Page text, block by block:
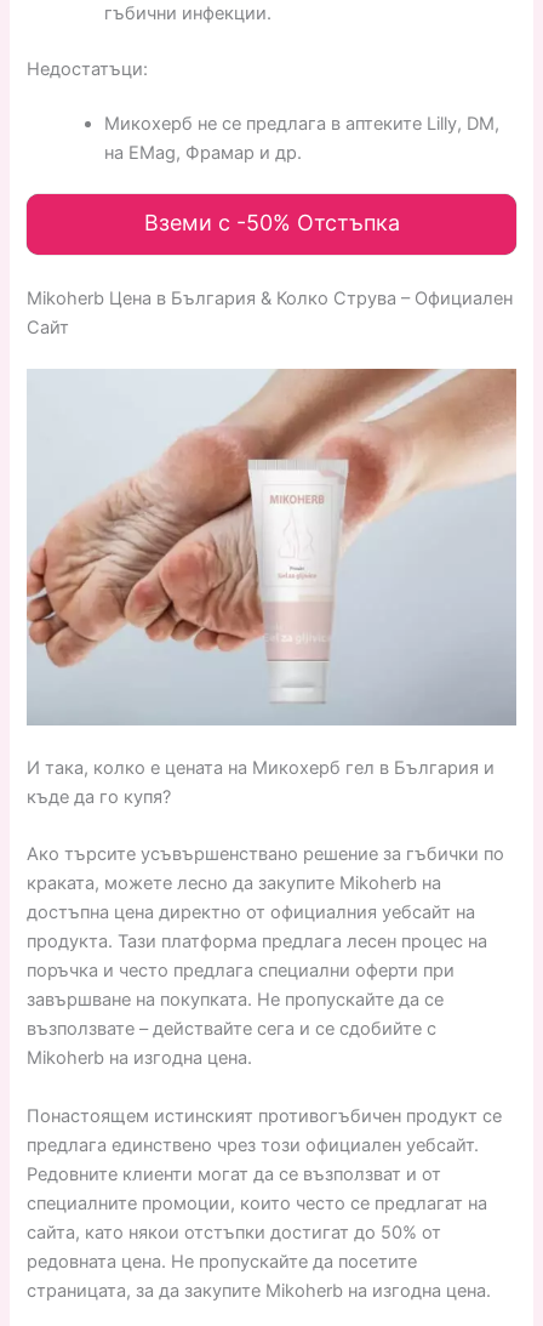
гъбични инфекции.
Недостатъци:
Микохерб не се предлага в аптеките Lilly, DM,
на EMag, Фрамар и др.
Вземи с -50% Отстъпка
Mikoherb Цена в България & Колко Струва – Официален
Сайт
И така, колко е цената на Микохерб гел в България и
къде да го купя?
Ако търсите усъвършенствано решение за гъбички по
краката, можете лесно да закупите Mikoherb на
достъпна цена директно от официалния уебсайт на
продукта. Тази платформа предлага лесен процес на
поръчка и често предлага специални оферти при
завършване на покупката. Не пропускайте да се
възползвате – действайте сега и се сдобийте с
Mikoherb на изгодна цена.
Понастоящем истинският противогъбичен продукт се
предлага единствено чрез този официален уебсайт.
Редовните клиенти могат да се възползват и от
специалните промоции, които често се предлагат на
сайта, като някои отстъпки достигат до 50% от
редовната цена. Не пропускайте да посетите
страницата, за да закупите Mikoherb на изгодна цена.